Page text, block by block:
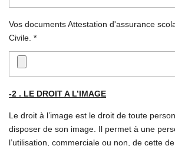
Vos documents Attestation d'assurance
Civile. *
-2 . LE DROIT A L’IMAGE
Le droit à l’image est le droit de toute
disposer de son image. Il permet à une
l’utilisation, commerciale ou non, de cette